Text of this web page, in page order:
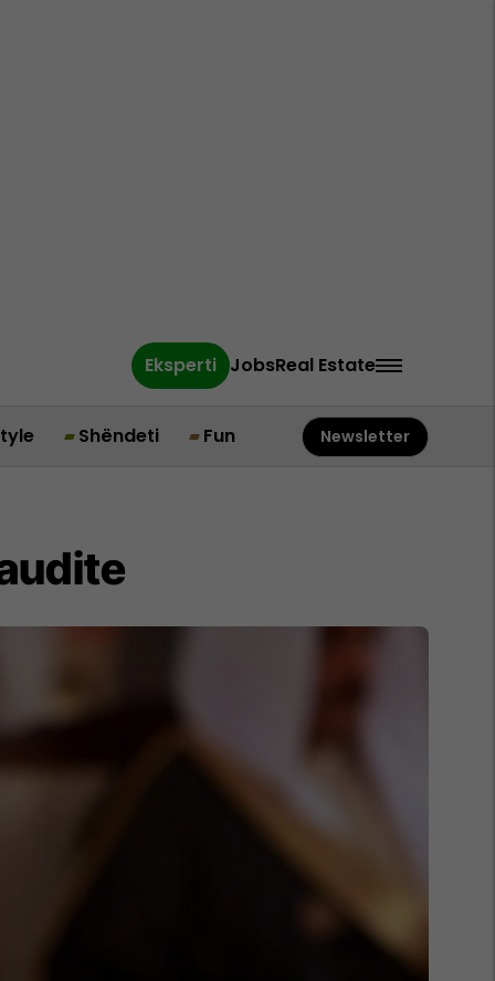
Eksperti JobsReal Estate
Shëndeti Fun Newsletter